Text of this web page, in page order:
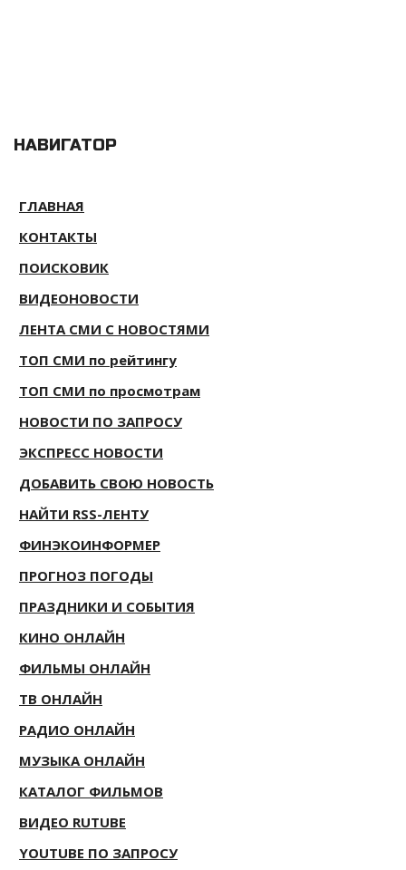
НАВИГАТОР
ГЛАВНАЯ
КОНТАКТЫ
ПОИСКОВИК
ВИДЕОНОВОСТИ
ЛЕНТА СМИ С НОВОСТЯМИ
ТОП СМИ по рейтингу
ТОП СМИ по просмотрам
НОВОСТИ ПО ЗАПРОСУ
ЭКСПРЕСС НОВОСТИ
ДОБАВИТЬ СВОЮ НОВОСТЬ
НАЙТИ RSS-ЛЕНТУ
ФИНЭКОИНФОРМЕР
ПРОГНОЗ ПОГОДЫ
ПРАЗДНИКИ И СОБЫТИЯ
КИНО ОНЛАЙН
ФИЛЬМЫ ОНЛАЙН
ТВ ОНЛАЙН
РАДИО ОНЛАЙН
МУЗЫКА ОНЛАЙН
КАТАЛОГ ФИЛЬМОВ
ВИДЕО RUTUBE
YOUTUBE ПО ЗАПРОСУ